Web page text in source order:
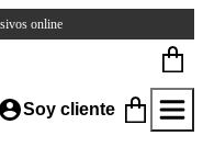
online
Soy cliente